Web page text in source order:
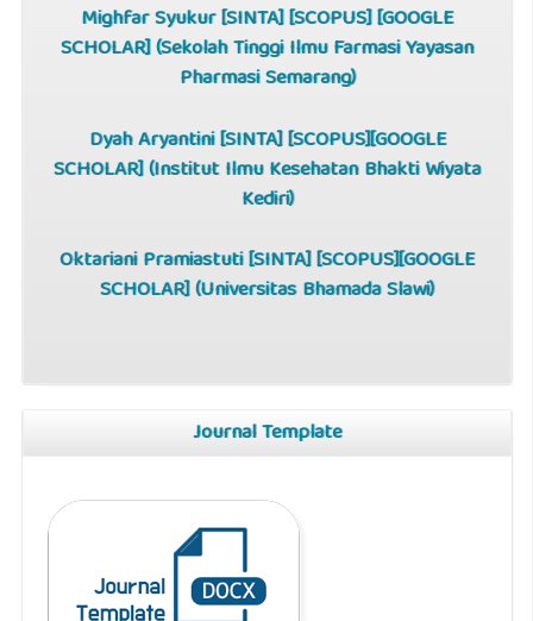
Mighfar Syukur [SINTA] [SCOPUS] [GOOGLE
SCHOLAR] (Sekolah Tinggi Ilmu Farmasi Yayasan
Pharmasi Semarang)
Dyah Aryantini [SINTA] [SCOPUS][GOOGLE
SCHOLAR] (Institut Ilmu Kesehatan Bhakti Wiyata
Kediri)
Oktariani Pramiastuti [SINTA] [SCOPUS][GOOGLE
SCHOLAR] (Universitas Bhamada Slawi)
Journal Template